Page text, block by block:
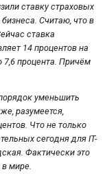
ставку страховых
Считаю, что в
ставка
14 процентов на
7,6 процента. Причём
уменьшить
разумеется,
Что не только
сегодня для IT-
Фактически это
в мире.